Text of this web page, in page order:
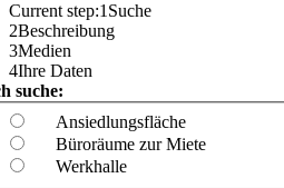
Current step:1 Suche
2Beschreibung
3Medien
4Ihre Daten
suche:
Ansiedlungsfläche
Büroräume zur Miete
Werkhalle